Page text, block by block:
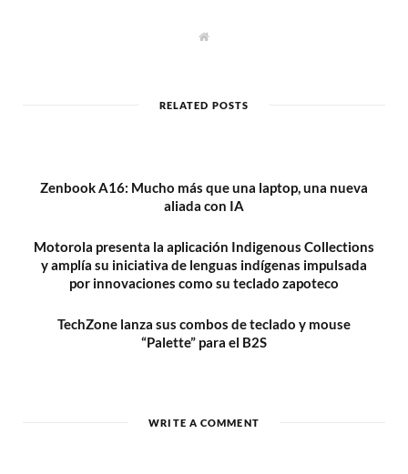
W
e
RELATED POSTS
Zenbook A16: Mucho más que una laptop, una nueva
aliada con IA
Motorola presenta la aplicación Indigenous Collections
y amplía su iniciativa de lenguas indígenas impulsada
por innovaciones como su teclado zapoteco
TechZone lanza sus combos de teclado y mouse
“Palette” para el B2S
WRITE A COMMENT